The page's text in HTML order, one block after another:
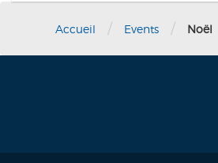
Accueil / Events / Noël